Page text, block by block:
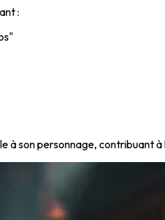
:
à son personnage, contribuant